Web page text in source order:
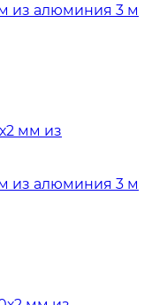
из алюминия 3 м
из алюминия 3 м